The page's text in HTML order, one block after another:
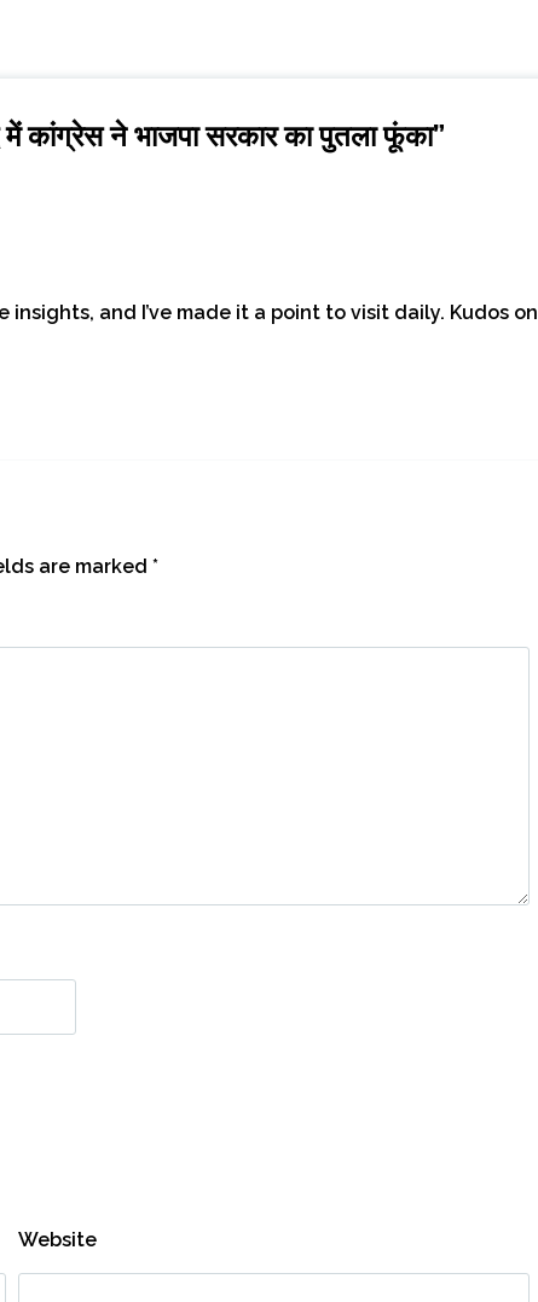
कांग्रेस ने भाजपा सरकार का पुतला फूंका”
insights, and I’ve made it a point to visit daily. Kudos on
are marked *
Website